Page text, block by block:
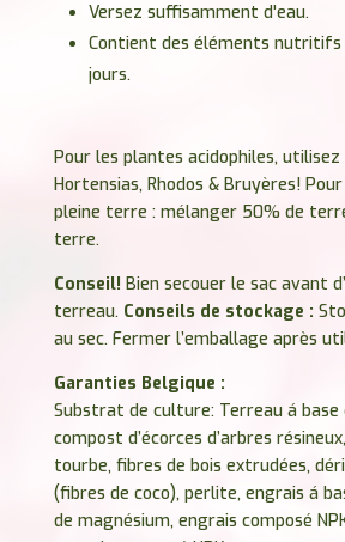
Versez suffisamment d'eau.
Contient des éléments nutritifs
jours.
Pour les plantes acidophiles,
Hortensias, Rhodos & Bruyères!
pleine terre : mélanger 50% de
terre.
Conseil! Bien secouer le sac avant
terreau. Conseils de stockage :
au sec. Fermer l’emballage après
Garanties Belgique :
Substrat de culture: Terreau á base
compost d’écorces d’arbres
tourbe, fibres de bois extrudées,
(fibres de coco), perlite, engrais á
de magnésium, engrais composé